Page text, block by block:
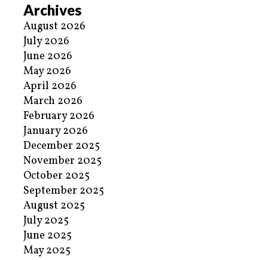
Archives
August 2026
July 2026
June 2026
May 2026
April 2026
March 2026
February 2026
January 2026
December 2025
November 2025
October 2025
September 2025
August 2025
July 2025
June 2025
May 2025